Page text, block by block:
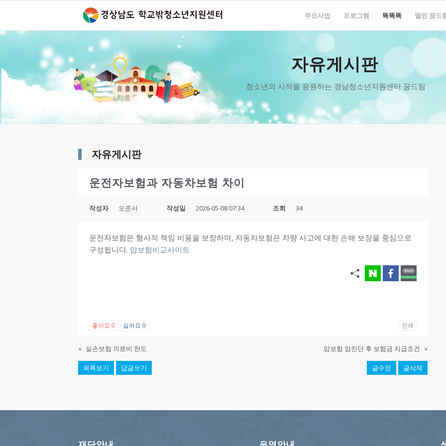
주요사업 프로그램 똑똑똑 열린 꿈드
자유게시판
청소년의 시작을 응원하는 경남청소년지원센터 꿈드림
자유게시판
운전자보험과 자동차보험 차이
작성자 오준서 작성일 2026-05-08 07:34 조회 34
운전자보험은 형사적 책임 비용을 보장하며, 자동차보험은 차량 사고에 대한 손해 보장을 중심으로
구성됩니다. 암보험비교사이트
좋아요 0 싫어요 0 인쇄
« 실손보험 의료비 한도 암보험 암진단 후 보험금 지급조건 »
목록보기 답글쓰기 글수정 글삭제